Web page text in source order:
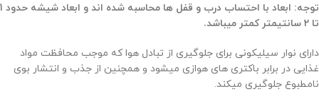
توجه: ابعاد با احتساب درب و قفل ها محاسبه شده اند و ابعاد شیشه حدود 1
تا 2 سانتیمتر کمتر میباشد.
دارای نوار سیلیکونی برای جلوگیری از تبادل هوا که موجب محافظت مواد
غذایی در برابر باکتری های هوازی میشود و همچنین از جذب و انتشار بوی
نامطبوع جلوگیری میکند.